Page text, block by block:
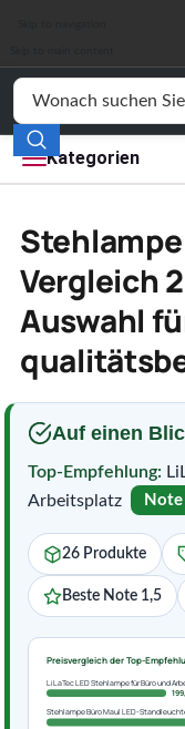
Kategorien
Elektronik
Freizeit
Wohnen
Service
Vergleichssiegel
Vergleich
Auswahl
Auf einen
Top-Empfehlung:
Arbeitsplatz
26 Produkte
Beste Note 1,5
Preisvergleich der Top-
LiLaTec LED Stehlampe für Büro und
Stehlampe Büro Maul LED-